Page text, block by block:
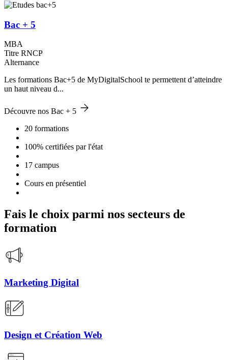
Bac + 5
MBA
Titre RNCP
Alternance
Les formations Bac+5 de MyDigitalSchool te permettent d’atteindre
un haut niveau d...
Découvre nos Bac + 5
20 formations
100% certifiées par l'état
17 campus
Cours en présentiel
Fais le choix parmi nos secteurs de
formation
Marketing Digital
Design et Création Web